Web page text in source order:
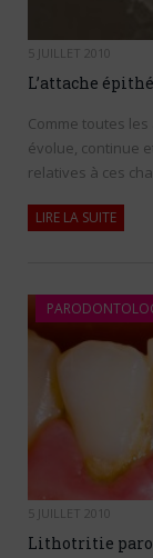
5 JUILLET 2010
L’attache
Comme toutes
évolue, continue
relatives à ces
LIRE LA SUITE
5 JUILLET 2010
Lithotritie